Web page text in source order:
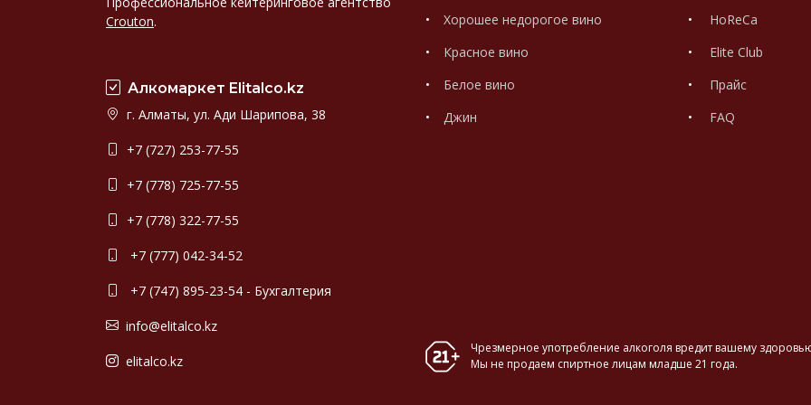
Crouton.
Алкомаркет Elitalco.kz
г. Алматы, ул. Ади Шарипова, 38
+7 (727) 253-77-55
+7 (778) 725-77-55
+7 (778) 322-77-55
+7 (777) 042-34-52
+7 (747) 895-23-54 - Бухгалтерия
info@elitalco.kz
elitalco.kz
Хорошее недорогое вино
Красное вино
Белое вино
Джин
HoReCa
Elite Club
Прайс
FAQ
Чрезмерное употребление алкоголя вредит вашему
Мы не продаем спиртное лицам младше 21 года.